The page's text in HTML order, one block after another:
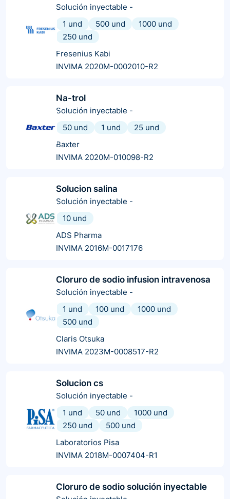
Solución inyectable -
1 und
500 und
1000 und
250 und
Fresenius Kabi
INVIMA 2020M-0002010-R2
Na-trol
Solución inyectable -
50 und
1 und
25 und
Baxter
INVIMA 2020M-010098-R2
Solucion salina
Solución inyectable -
10 und
ADS Pharma
INVIMA 2016M-0017176
Cloruro de sodio infusion intravenosa
Solución inyectable -
1 und
100 und
1000 und
500 und
Claris Otsuka
INVIMA 2023M-0008517-R2
Solucion cs
Solución inyectable -
1 und
50 und
1000 und
250 und
500 und
Laboratorios Pisa
INVIMA 2018M-0007404-R1
Cloruro de sodio solución inyectable